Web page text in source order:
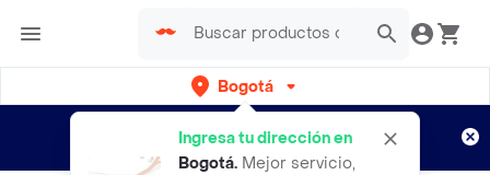
Bogotá
Ingresa tu dirección en
Bogotá. Mejor servicio,
envíos gratis por semanas
Aplican TyC